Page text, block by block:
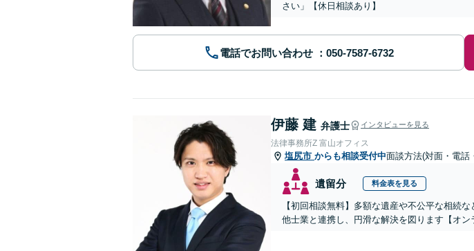
さい」【休日相談あり】
電話でお問い合わせ
伊藤 建 弁護士 インタビューを見る
法律事務所Z 富山オフィス
塩尻市 からも相談受付中面談方法(対面・電話
遺留分 料金表を見る
【初回相談無料】多額な遺産や不公平な相続
他士業と連携し、円滑な解決を図ります【オン